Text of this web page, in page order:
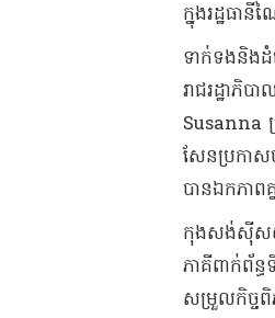
ក្នុង​រដ្ឋធា
ទាក់ទង​និង​ដំ
រាជ​រដ្ឋា
Susanna
សែន​ប្រកា
បាន​ឯកភា
កុងសង់ស៊ីស​៥​
ភាគី​ពាក់ព័
សម្រួល​កិច្ច